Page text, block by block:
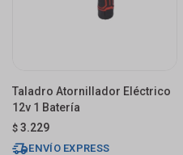
Taladro Atornillador Eléctrico
12v 1 Batería
$ 3.229
ENVÍO EXPRESS